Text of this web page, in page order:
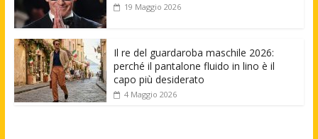
19 Maggio 2026
Il re del guardaroba maschile 2026:
perché il pantalone fluido in lino è il
capo più desiderato
4 Maggio 2026